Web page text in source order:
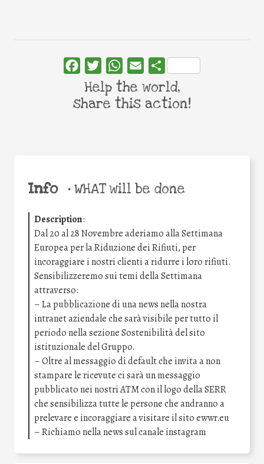
Info •WHAT will be done
Description:
Dal 20 al 28 Novembre aderiamo alla Settimana
Europea per la Riduzione dei Rifiuti, per
incoraggiare i nostri clienti a ridurre i loro rifiuti.
Sensibilizzeremo sui temi della Settimana
attraverso:
– La pubblicazione di una news nella nostra
intranet aziendale che sarà visibile per tutto il
periodo nella sezione Sostenibilità del sito
istituzionale del Gruppo.
– Oltre al messaggio di default che invita a non
stampare le ricevute ci sarà un messaggio
pubblicato nei nostri ATM con il logo della SERR
che sensibilizza tutte le persone che andranno a
prelevare e incoraggiare a visitare il sito ewwr.eu
– Richiamo nella news sul canale instagram
FacebookTwitterWhatsApp
Email Share
Help the world,
share this action!